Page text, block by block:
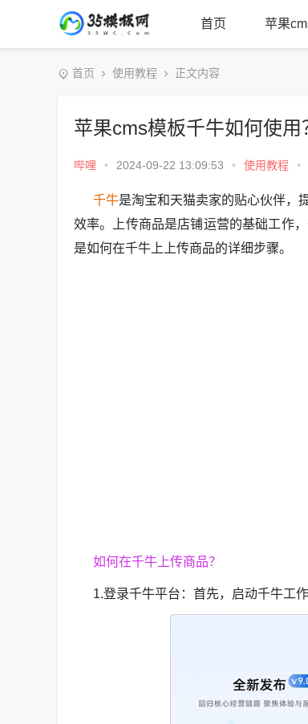
首页 苹果
首页 使用教程 正文内容
苹果cms模板千牛如何使
哔哩 • 2024-09-22 13:09:53 • 使用教程 •
千牛是淘宝和天猫卖家的贴心伙伴，
效率。上传商品是店铺运营的基础工作
是如何在千牛上上传商品的详细步骤。
如何在千牛上传商品？
1.登录千牛平台：首先，启动千牛工作